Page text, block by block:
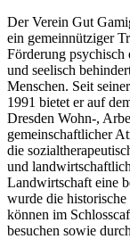
Der Verein Gut
ein gemeinnütziger
Förderung psychisch
und seelisch
Menschen. Seit
1991 bietet er auf
Dresden Wohn-,
gemeinschaftlicher
die
und
Landwirtschaft eine
wurde die
können im
besuchen sowie